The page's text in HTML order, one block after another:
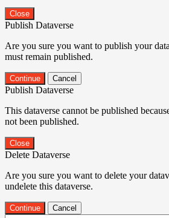
Close
Publish Dataverse
Are you sure you want to publish your
must remain published.
Continue Cancel
Publish Dataverse
This dataverse cannot be published
not been published.
Close
Delete Dataverse
Are you sure you want to delete your
undelete this dataverse.
Continue Cancel